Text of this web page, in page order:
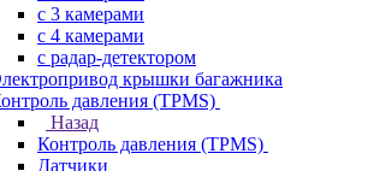
с 3 камерами
с 4 камерами
с радар-детектором
крышки багажника
давления (TPMS)
Назад
Контроль давления (TPMS)
Датчики